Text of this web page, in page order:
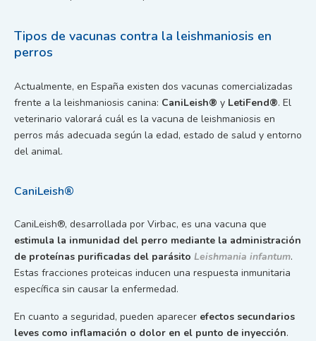
Tipos de vacunas contra la leishmaniosis en
perros
Actualmente, en España existen dos vacunas comercializadas
frente a la leishmaniosis canina: CaniLeish® y LetiFend®. El
veterinario valorará cuál es la vacuna de leishmaniosis en
perros más adecuada según la edad, estado de salud y entorno
del animal.
CaniLeish®
CaniLeish®, desarrollada por Virbac, es una vacuna que
estimula la inmunidad del perro mediante la administración
de proteínas purificadas del parásito Leishmania infantum.
Estas fracciones proteicas inducen una respuesta inmunitaria
específica sin causar la enfermedad.
En cuanto a seguridad, pueden aparecer efectos secundarios
leves como inflamación o dolor en el punto de inyección.